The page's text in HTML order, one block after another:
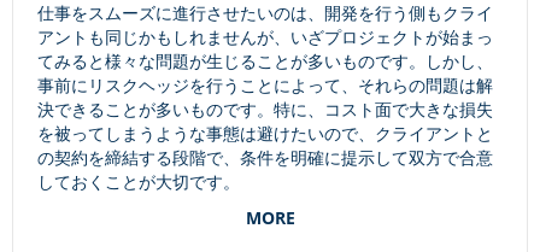
仕事をスムーズに進行させたいのは、開発を行う側もクライ
アントも同じかもしれませんが、いざプロジェクトが始まっ
てみると様々な問題が生じることが多いものです。しかし、
事前にリスクヘッジを行うことによって、それらの問題は解
決できることが多いものです。特に、コスト面で大きな損失
を被ってしまうような事態は避けたいので、クライアントと
の契約を締結する段階で、条件を明確に提示して双方で合意
しておくことが大切です。
MORE